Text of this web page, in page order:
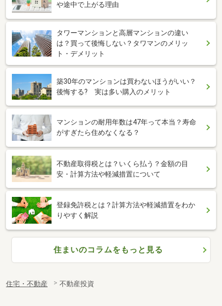
や途中で上がる理由
タワーマンションと高層マンションの違い
は？買って後悔しない？タワマンのメリッ
ト・デメリット
築30年のマンションは買わないほうがいい？
後悔する? 実は多い購入のメリット
マンションの耐用年数は47年って本当？寿命
がすぎたら住めなくなる？
不動産取得税とは？いくら払う？金額の目
安・計算方法や軽減措置について
登録免許税とは？計算方法や軽減措置をわか
りやすく解説
住まいのコラムをもっと見る
住宅・不動産 不動産投資